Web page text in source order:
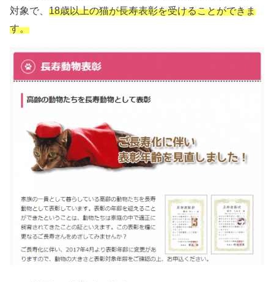
対象で、18歳以上の猫が長寿表彰を受けることができま
す。